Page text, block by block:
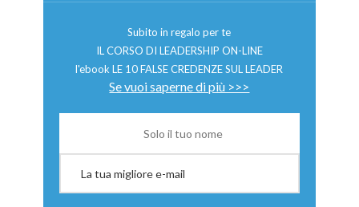
Subito in regalo per te
IL CORSO DI LEADERSHIP ON-LINE
l'ebook LE 10 FALSE CREDENZE SUL LEADER
Se vuoi saperne di più >>>